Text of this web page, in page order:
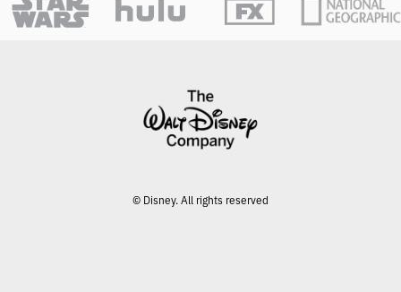
© Disney. All rights reserved